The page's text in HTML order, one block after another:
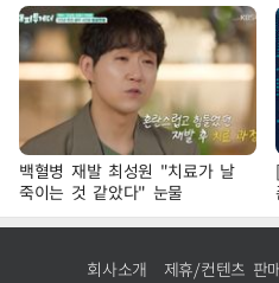
백혈병 재발 최성원 "치료가 날
죽이는 것 같았다" 눈물
회사소개 제휴/컨텐츠 판